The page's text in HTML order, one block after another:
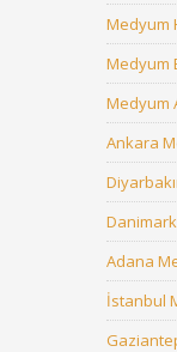
Medyum
Medyum
Medyum
Ankara
Adana
İstanbul